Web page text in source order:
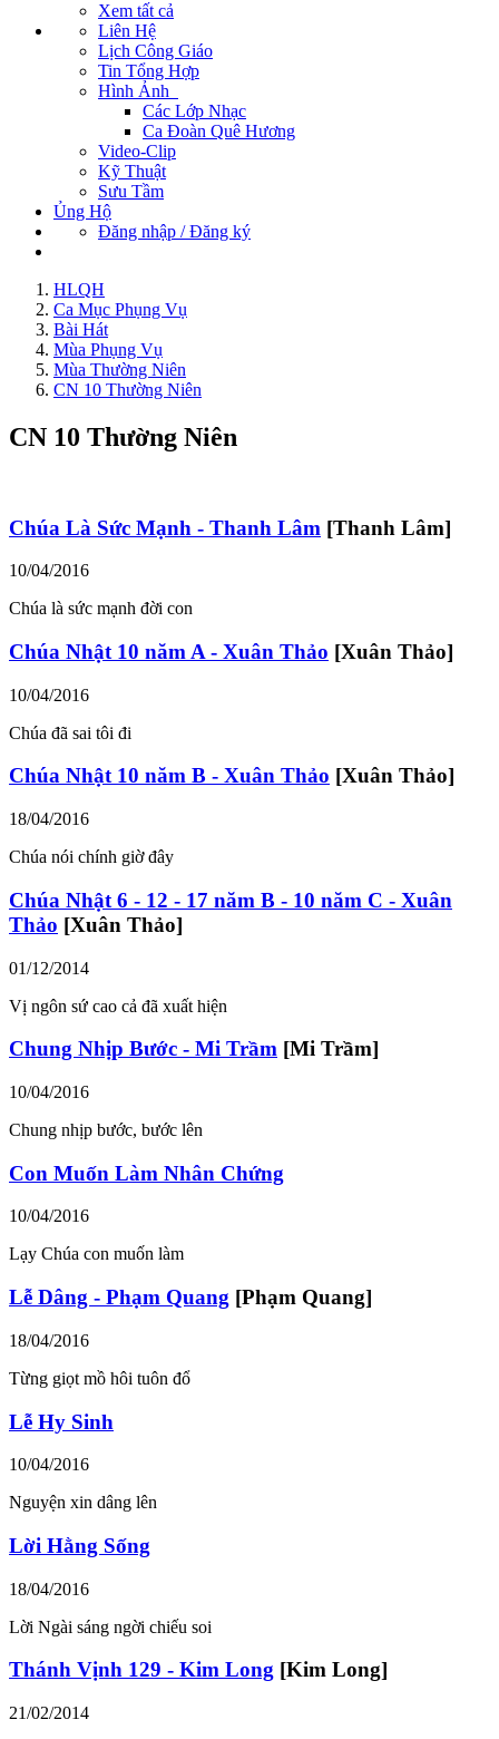
Xem tất cả
Liên Hệ
Lịch Công Giáo
Tin Tổng Hợp
Hình Ảnh
Các Lớp Nhạc
Ca Đoàn Quê Hương
Video-Clip
Kỹ Thuật
Sưu Tầm
Ủng Hộ
Đăng nhập / Đăng ký
HLQH
Ca Mục Phụng Vụ
Bài Hát
Mùa Phụng Vụ
Mùa Thường Niên
CN 10 Thường Niên
CN 10 Thường Niên
Chúa Là Sức Mạnh - Thanh Lâm [Thanh Lâm]
10/04/2016
Chúa là sức mạnh đời con
Chúa Nhật 10 năm A - Xuân Thảo [Xuân Thảo]
10/04/2016
Chúa đã sai tôi đi
Chúa Nhật 10 năm B - Xuân Thảo [Xuân Thảo]
18/04/2016
Chúa nói chính giờ đây
Chúa Nhật 6 - 12 - 17 năm B - 10 năm C - Xuân
Thảo [Xuân Thảo]
01/12/2014
Vị ngôn sứ cao cả đã xuất hiện
Chung Nhịp Bước - Mi Trầm [Mi Trầm]
10/04/2016
Chung nhịp bước, bước lên
Con Muốn Làm Nhân Chứng
10/04/2016
Lạy Chúa con muốn làm
Lễ Dâng - Phạm Quang [Phạm Quang]
18/04/2016
Từng giọt mồ hôi tuôn đổ
Lễ Hy Sinh
10/04/2016
Nguyện xin dâng lên
Lời Hằng Sống
18/04/2016
Lời Ngài sáng ngời chiếu soi
Thánh Vịnh 129 - Kim Long [Kim Long]
21/02/2014